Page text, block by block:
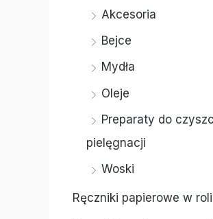
Akcesoria
Bejce
Mydła
Oleje
Preparaty do
pielęgnacji
Woski
Ręczniki papierowe w roli